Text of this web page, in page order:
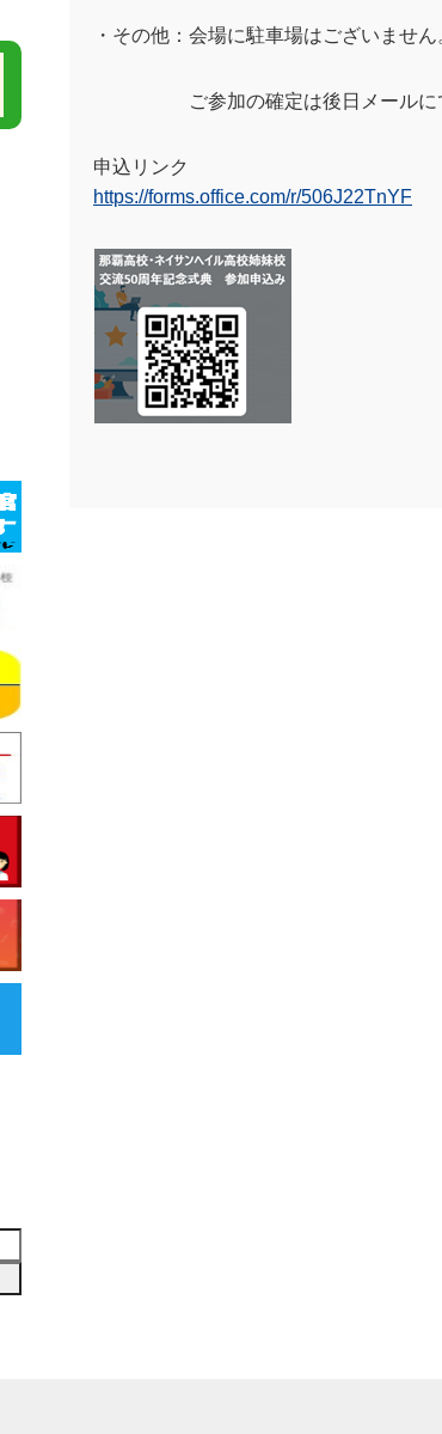
・その他：会場に駐車場はございませ
ご参加の確定は後日メールにて
申込リンク
https://forms.office.com/r/506J22TnYF